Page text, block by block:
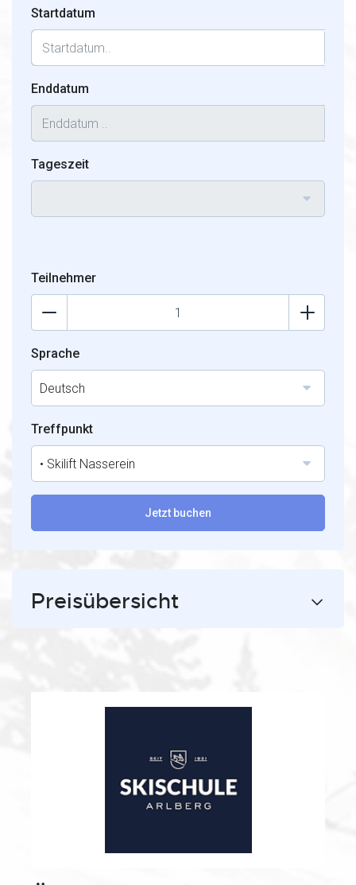
Startdatum
Enddatum
Tageszeit
Teilnehmer
Sprache
Deutsch
Treffpunkt
• Skilift Nasserein
Jetzt buchen
Preisübersicht